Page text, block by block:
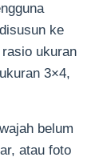
ke
ukuran
3×4,
belum
atau foto